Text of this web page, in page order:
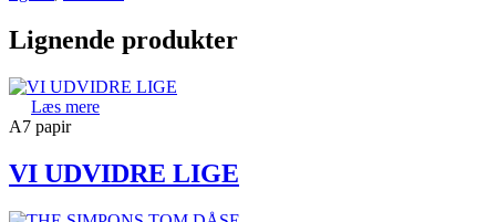
Lignende produkter
Læs mere
A7 papir
VI UDVIDRE LIGE